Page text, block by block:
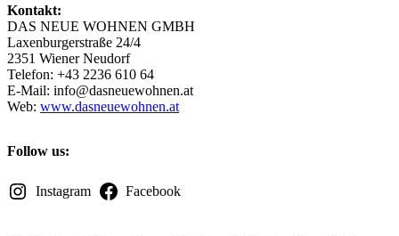
Kontakt:
DAS NEUE WOHNEN GMBH
Laxenburgerstraße 24/4
2351 Wiener Neudorf
Telefon: +43 2236 610 64
E-Mail: info@dasneuewohnen.at
Web: www.dasneuewohnen.at
Follow us:
Instagram Facebook